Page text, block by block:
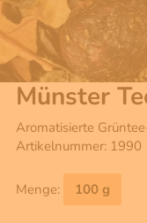
Münster
Aromatisierte
Artikelnummer: 1990
Menge: 100 g